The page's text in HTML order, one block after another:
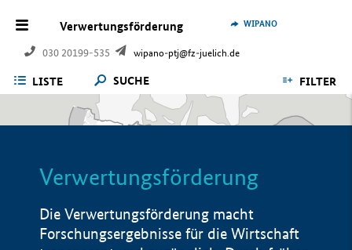
Verwertungsförderung
030 20199-535 wipano-ptj@fz-juelich.de
WIPANO
LISTE SUCHE FILTER
Verwertungsförderung
Die Verwertungsförderung macht
Forschungsergebnisse für die Wirtschaft